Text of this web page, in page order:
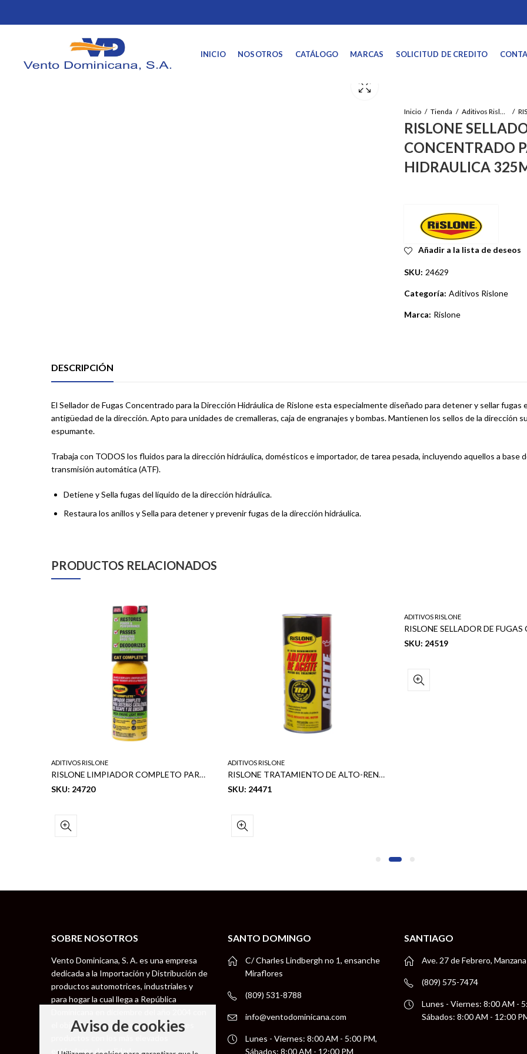
INICIO NOSOTROS CATÁLOGO MARCAS SOLICITUD DE CREDITO
Inicio Tienda Aditivos Rislone
RISLONE
CONCENTRADO
HIDRAULICA
Añadir a la lista de deseos
SKU: 24629
Categoría: Aditivos Rislone
Marca: Rislone
DESCRIPCIÓN
El Sellador de Fugas Concentrado para la Dirección Hidráulica de Rislone esta especialmente diseñado para detener y sellar fugas
antigüedad de la dirección. Apto para unidades de cremalleras, caja de engranajes y bombas. Mantienen los sellos de la dirección
espumante.
Trabaja con TODOS los fluidos para la dirección hidráulica, domésticos e importador, de tarea pesada, incluyendo aquellos a
transmisión automática (ATF).
Detiene y Sella fugas del líquido de la dirección hidráulica.
Restaura los anillos y Sella para detener y prevenir fugas de la dirección hidráulica.
PRODUCTOS RELACIONADOS
ADITIVOS RISLONE
RISLONE LIMPIADOR COMPLETO PARA SISTEMAS CATALITICOS DE ESCAPE Y DE EMISION 425ML
SKU: 24720
ADITIVOS RISLONE
RISLONE TRATAMIENTO DE ALTO-RENDIMIENTO PARA ACEITE 15 OZ
SKU: 24471
ADITIVOS RISLONE
SKU: 24519
SOBRE NOSOTROS
Vento Dominicana, S. A. es una empresa
dedicada a la Importación y Distribución de
productos automotrices, industriales y
para hogar la cual llega a República
el objetivo de llevar a nuestros clientes
estándares de calidad.
SANTO DOMINGO
C/ Charles Lindbergh no 1, ensanche
Miraflores
(809) 531-8788
info@ventodominicana.com
Lunes - Viernes: 8:00 AM - 5:00 PM,
Sábados: 8:00 AM - 12:00 PM
SANTIAGO
Ave. 27 de Febrero,
(809) 575-7474
Lunes - Viernes: 8:00 AM -
Sábados: 8:00 AM - 12:00
Aviso de cookies